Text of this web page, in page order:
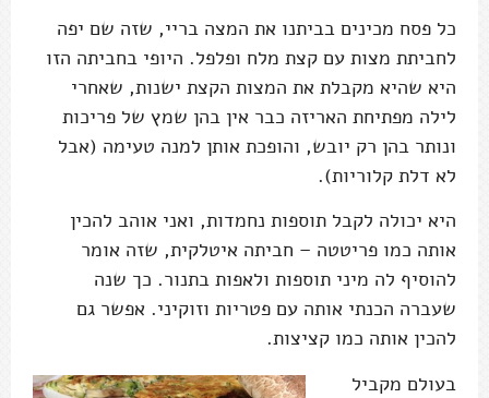
כל פסח מכינים בביתנו את המצה בריי, שזה שם יפה
לחביתת מצות עם קצת מלח ופלפל. היופי בחביתה הזו
היא שהיא מקבלת את המצות הקצת ישנות, שאחרי
לילה מפתיחת האריזה כבר אין בהן שמץ של פריכות
ונותר בהן רק יובש, והופכת אותן למנה טעימה (אבל
לא דלת קלוריות).
היא יכולה לקבל תוספות נחמדות, ואני אוהב להכין
אותה כמו פריטטה – חביתה איטלקית, שזה אומר
להוסיף לה מיני תוספות ולאפות בתנור. כך שנה
שעברה הכנתי אותה עם פטריות וזוקיני. אפשר גם
להכין אותה כמו קציצות.
בעולם מקביל